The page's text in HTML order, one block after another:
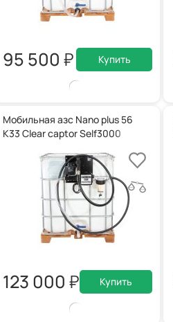
95 500 Купить
Мобильная азс Nano plus 56
K33 Clear captor Self3000
123 000 Купить